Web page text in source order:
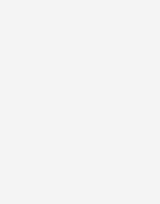
viele Teile zu geringeren Kosten
haben hier ein starkes
in jeder Situation agieren zu
den Wettbewerb sind die Preise
jeder sich Mühe gegeben hat,
um die Flotte wirtschaftlich zu
in den nächsten Jahren
bieten in einigen Fällen Preise,
machen keine Verträge, mit
besagen, der Betreiber fährt